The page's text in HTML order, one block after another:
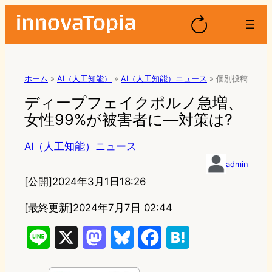
ホーム » AI（人工知能） » AI（人工知能）ニュース » 個別投稿
ディープフェイクポルノ急増、
女性99%が被害者に—対策は?
AI（人工知能）ニュース
admin
[公開]2024年3月1日18:26
[最終更新]2024年7月7日 02:44